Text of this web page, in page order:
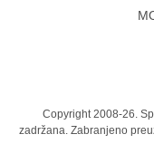
Copyright 2008-26.
zadržana. Zabranjeno